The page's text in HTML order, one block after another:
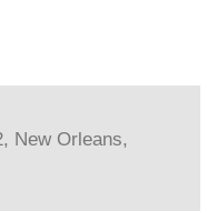
New Orleans,